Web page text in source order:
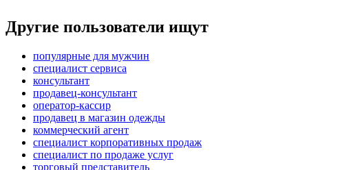
Другие пользователи ищут
популярные для мужчин
специалист сервиса
консультант
продавец-консультант
оператор-кассир
продавец в магазин одежды
коммерческий агент
специалист корпоративных продаж
специалист по продаже услуг
торговый представитель